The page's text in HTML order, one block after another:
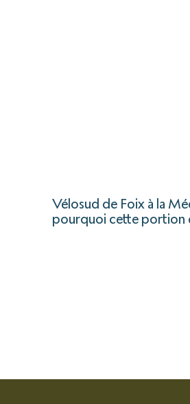
Vélosud de Foix à la
pourquoi cette portion